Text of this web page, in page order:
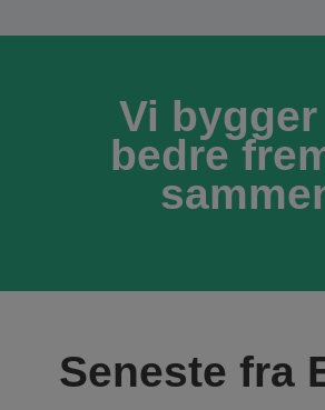
Vi bygger
bedre
Seneste fra